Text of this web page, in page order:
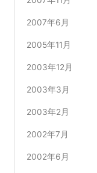
2007年6月
2005年11月
2003年12月
2003年3月
2003年2月
2002年7月
2002年6月